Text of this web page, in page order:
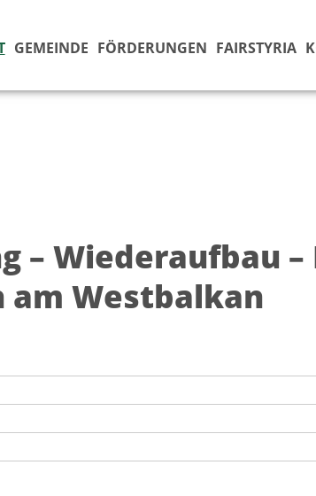
GEMEINDE FÖRDERUNGEN FAIRSTYRIA
– Wiederaufbau –
am Westbalkan